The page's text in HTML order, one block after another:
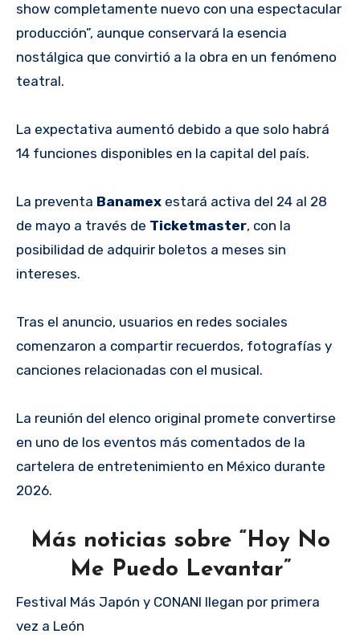
show completamente nuevo con una espectacular
producción”, aunque conservará la esencia
nostálgica que convirtió a la obra en un fenómeno
teatral.
La expectativa aumentó debido a que solo habrá
14 funciones disponibles en la capital del país.
La preventa Banamex estará activa del 24 al 28
de mayo a través de Ticketmaster, con la
posibilidad de adquirir boletos a meses sin
intereses.
Tras el anuncio, usuarios en redes sociales
comenzaron a compartir recuerdos, fotografías y
canciones relacionadas con el musical.
La reunión del elenco original promete convertirse
en uno de los eventos más comentados de la
cartelera de entretenimiento en México durante
2026.
Más noticias sobre “Hoy No
Me Puedo Levantar”
Festival Más Japón y CONANI llegan por primera
vez a León